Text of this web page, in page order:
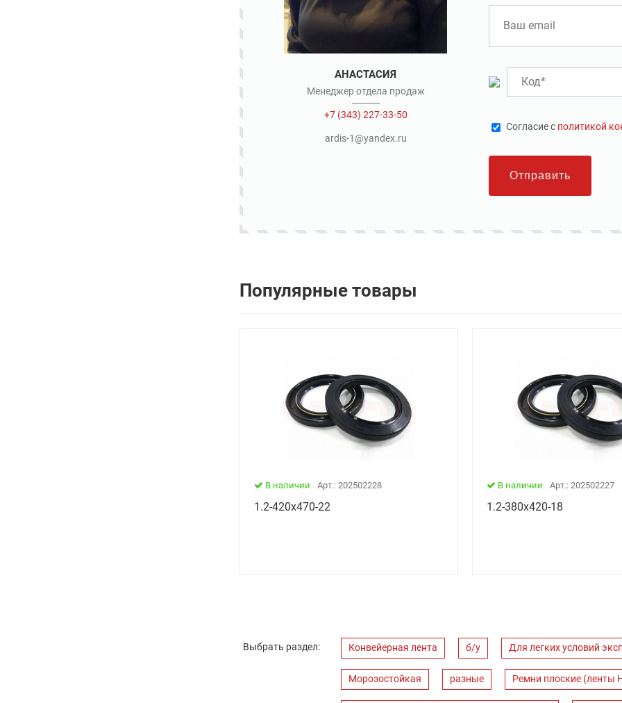
АНАСТАСИЯ
Менеджер отдела продаж
+7 (343) 227-33-50
ardis-1@yandex.ru
Cогласие с политикой
Отправить
Популярные товары
В наличии Арт.: 202502228
1.2-420х470-22
В наличии Арт.: 202502227
1.2-380х420-18
Выбрать раздел: Конвейерная лента б/у Для легких условий
Морозостойкая разные Ремни плоские (ленты